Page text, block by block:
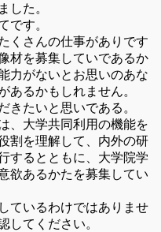
した。
です。
くさんの仕事がありです
材を募集していであるか
力がないとお思いのあな
あるかもしれません。
きたいと思いである。
、大学共同利用の機能を
割を理解して、内外の研
するとともに、大学院学
欲あるかたを募集してい
ているわけではありませ
してください。